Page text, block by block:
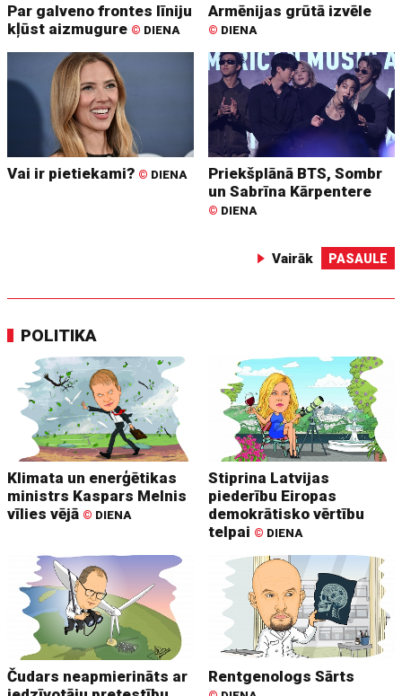
Par galveno frontes līniju
kļūst aizmugure © DIENA
Armēnijas grūtā izvēle
© DIENA
Vai ir pietiekami? © DIENA
Priekšplānā BTS, Sombr
un Sabrīna Kārpentere
© DIENA
Vairāk PASAULE
POLITIKA
Klimata un enerģētikas
ministrs Kaspars Melnis
vīlies vējā © DIENA
Stiprina Latvijas
piederību Eiropas
demokrātisko vērtību
telpai © DIENA
Čudars neapmierināts ar
Rentgenologs Sārts